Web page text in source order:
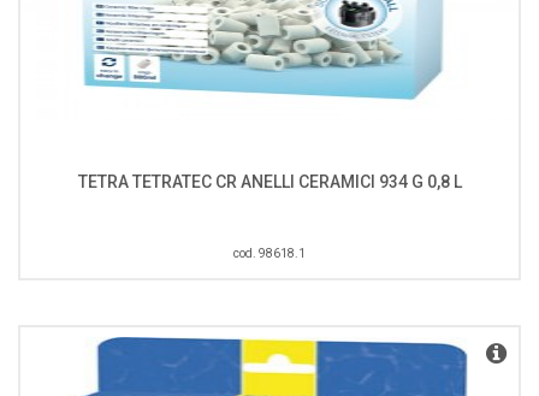
TETRA TETRATEC CR ANELLI CERAMICI 934 G 0,8 L
cod. 98618.1